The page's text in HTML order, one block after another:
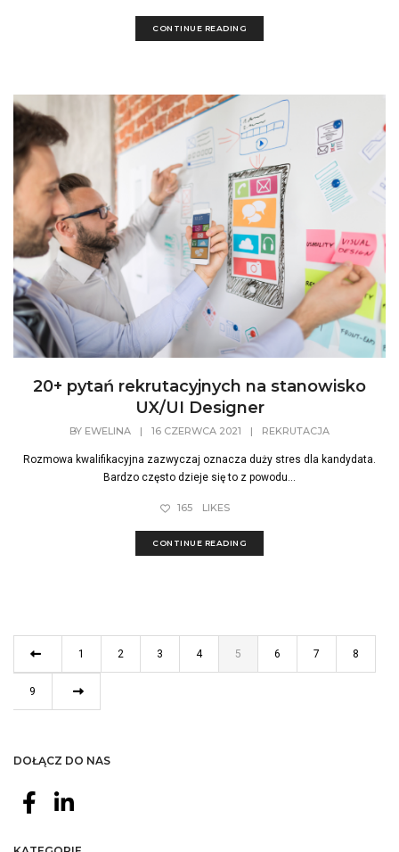
CONTINUE READING
20+ pytań rekrutacyjnych na stanowisko
UX/UI Designer
BY EWELINA | 16 CZERWCA 2021 | REKRUTACJA
Rozmowa kwalifikacyjna zazwyczaj oznacza duży stres dla kandydata.
Bardzo często dzieje się to z powodu...
165 LIKES
CONTINUE READING
1 2 3 4 5 6 7 8
9
DOŁĄCZ DO NAS